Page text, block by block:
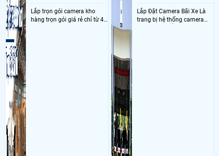
Lắp trọn gói camera kho
hàng trọn gói giá rẻ chỉ từ 4
Lắp Đặt Camera Bãi Xe Là
trang bị hệ thống camera